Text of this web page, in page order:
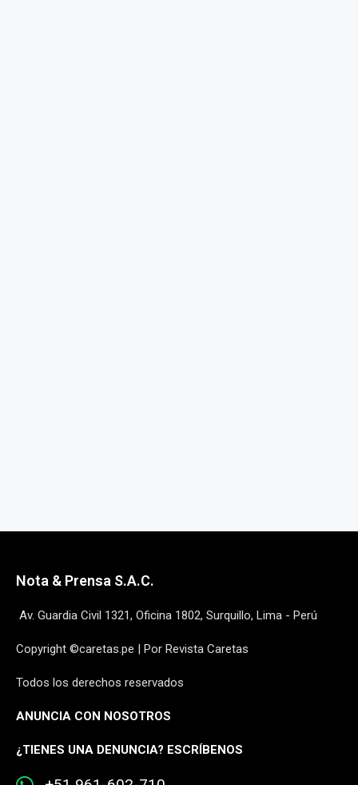
Nota & Prensa S.A.C.
Av. Guardia Civil 1321, Oficina 1802, Surquillo, Lima - Perú
Copyright ©caretas.pe | Por Revista Caretas
Todos los derechos reservados
ANUNCIA CON NOSOTROS
¿TIENES UNA DENUNCIA? ESCRÍBENOS